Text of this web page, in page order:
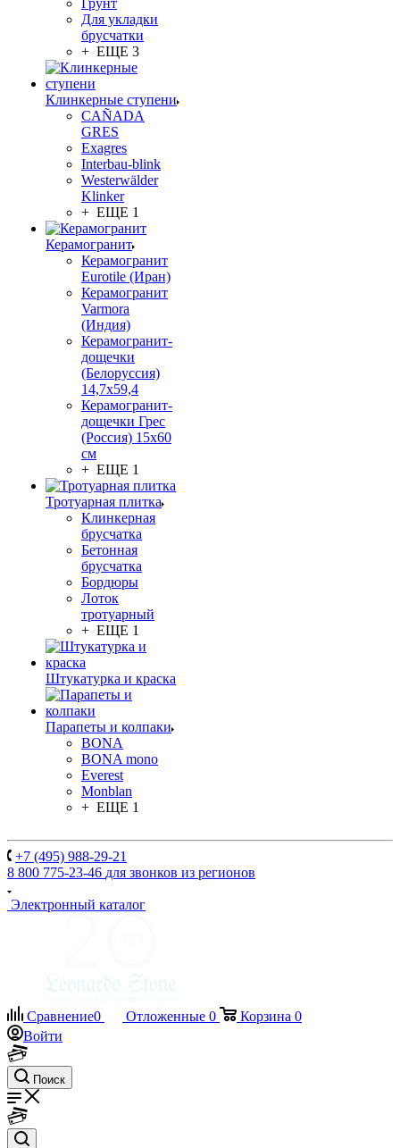
Грунт
Для укладки
брусчатки
+ ЕЩЕ 3
Клинкерные ступени
CAÑADA
GRES
Exagres
Interbau-blink
Westerwälder
Klinker
+ ЕЩЕ 1
Керамогранит
Керамогранит
Eurotile (Иран)
Керамогранит
Varmora
(Индия)
Керамогранит-
дощечки
(Белоруссия)
14,7x59,4
Керамогранит-
дощечки Грес
(Россия) 15х60
см
+ ЕЩЕ 1
Тротуарная плитка
Клинкерная
брусчатка
Бетонная
брусчатка
Бордюры
Лоток
тротуарный
+ ЕЩЕ 1
Штукатурка и краска
Парапеты и колпаки
BONA
BONA mono
Everest
Monblan
+ ЕЩЕ 1
+7 (495) 988-29-21
8 800 775-23-46 для звонков из регионов
Электронный каталог
Сравнение0 Отложенные 0 Корзина 0
Войти
Поиск